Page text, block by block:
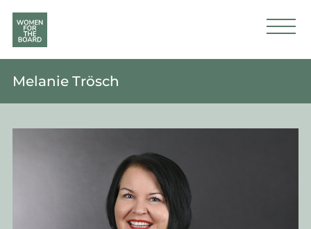
Melanie Trösch